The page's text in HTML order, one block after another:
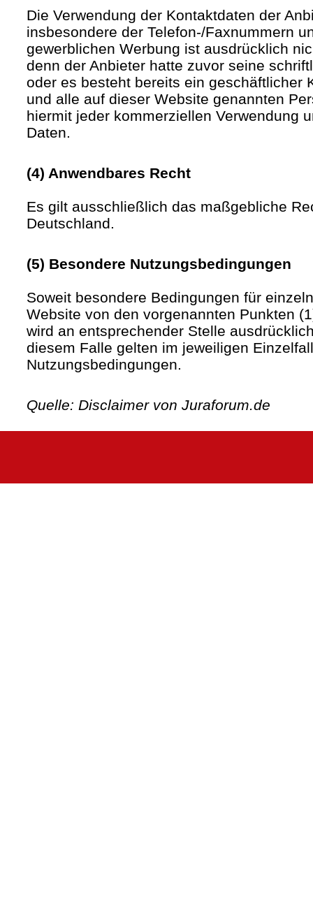
Die Verwendung der Kontaktdaten der
insbesondere der Telefon-/Faxnummern
gewerblichen Werbung ist ausdrücklich
denn der Anbieter hatte zuvor seine
oder es besteht bereits ein geschäftlicher
und alle auf dieser Website genannten
hiermit jeder kommerziellen Verwendung
Daten.
(4) Anwendbares Recht
Es gilt ausschließlich das maßgebliche
Deutschland.
(5) Besondere Nutzungsbedingungen
Soweit besondere Bedingungen für
Website von den vorgenannten Punkten
wird an entsprechender Stelle
diesem Falle gelten im jeweiligen
Nutzungsbedingungen.
Quelle: Disclaimer von Juraforum.de